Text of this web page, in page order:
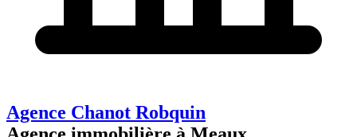
Agence Chanot Robquin